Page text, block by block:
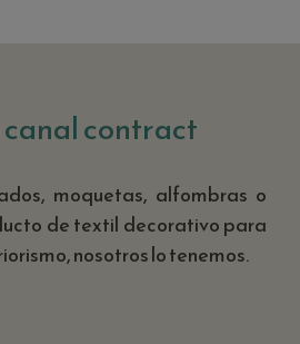
contract
moquetas, alfombras o
de textil decorativo para
nosotros lo tenemos.